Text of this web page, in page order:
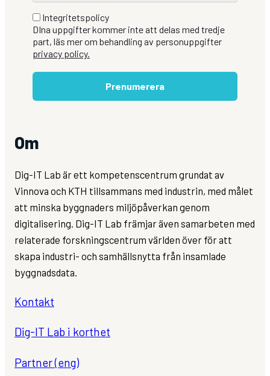
Integritetspolicy
DIna uppgifter kommer inte att delas med tredje
part, läs mer om behandling av personuppgifter
privacy policy.
Prenumerera
Om
Dig-IT Lab är ett kompetenscentrum grundat av
Vinnova och KTH tillsammans med industrin, med målet
att minska byggnaders miljöpåverkan genom
digitalisering. Dig-IT Lab främjar även samarbeten med
relaterade forskningscentrum världen över för att
skapa industri- och samhällsnytta från insamlade
byggnadsdata.
Kontakt
Dig-IT Lab i korthet
Partner (eng)